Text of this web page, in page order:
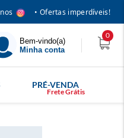
• Ofertas imperdíveis!
Bem-vindo(a)
Minha conta
0
PRÉ-VENDA